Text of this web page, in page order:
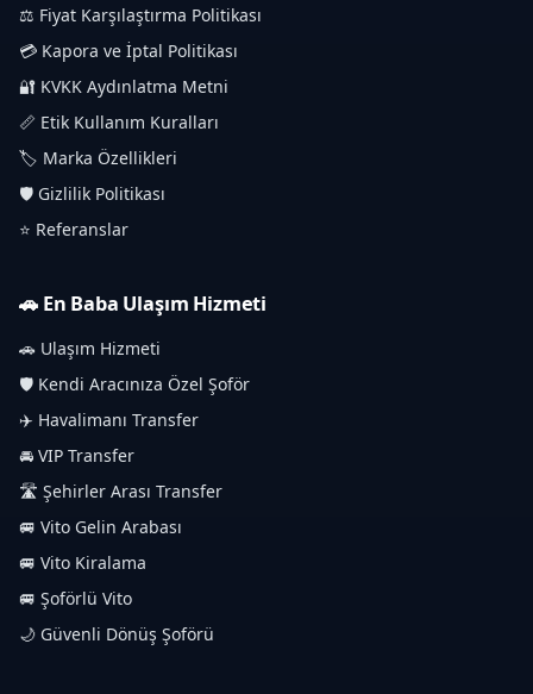
⚖️ Fiyat Karşılaştırma Politikası
💳 Kapora ve İptal Politikası
🔐 KVKK Aydınlatma Metni
📏 Etik Kullanım Kuralları
🏷️ Marka Özellikleri
🛡️ Gizlilik Politikası
⭐ Referanslar
🚗 En Baba Ulaşım Hizmeti
🚗 Ulaşım Hizmeti
🛡️ Kendi Aracınıza Özel Şoför
✈️ Havalimanı Transfer
🚘 VIP Transfer
🛣️ Şehirler Arası Transfer
🚐 Vito Gelin Arabası
🚐 Vito Kiralama
🚐 Şoförlü Vito
🌙 Güvenli Dönüş Şoförü